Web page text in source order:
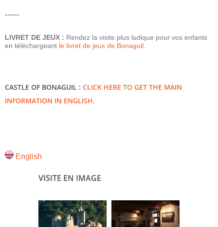
------
LIVRET DE JEUX : Rendez la visite plus ludique pour vos enfants
en téléchargeant le livret de jeux de Bonaguil.
CASTLE OF BONAGUIL : CLICK HERE TO GET THE MAIN
INFORMATION IN ENGLISH.
English
VISITE EN IMAGE